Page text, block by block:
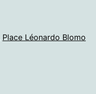
Place Léonardo Blomo